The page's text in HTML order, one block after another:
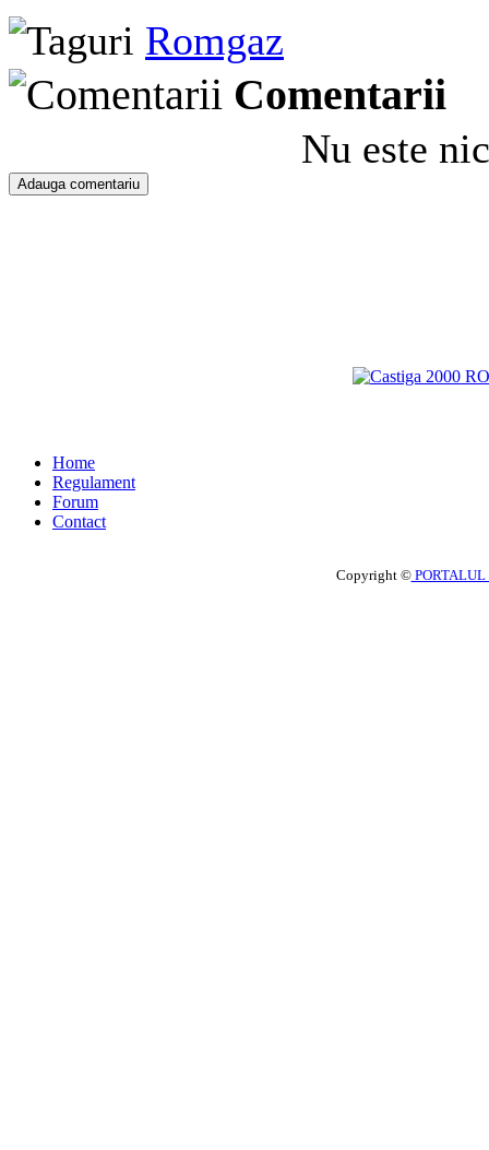
Romgaz
Comentarii
Nu este
Home
Regulament
Forum
Contact
Copyright ©PORTALUL